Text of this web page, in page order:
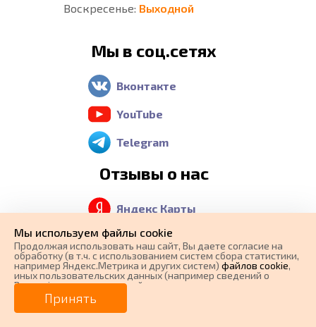
0 ₽
от0₽/мес. Плати частями
Воскресенье: Выходной
Мы в соц.сетях
Вконтакте
YouTube
Telegram
Отзывы о нас
Яндекс Карты
Google Maps
2 GIS
Контакты
Мы используем файлы cookie
Продолжая использовать наш cайт, Вы даете согласие на
обработку (в т.ч. с использованием систем сбора статистики,
например Яндекс.Метрика и других систем) файлов cookie,
иных пользовательских данных (например сведений о
Вашем ip-адресе, сведений о местоположении, типе
устройства, времени посещения страницы, сведений о
ресурсах сети Интернет, с которых были совершены
переходы на наш сайт, сведения о Ваших действиях на сайте
Принять